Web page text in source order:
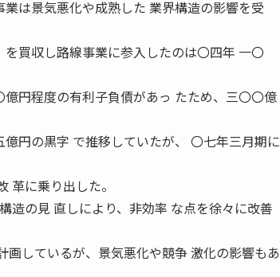
は景気悪化や成熟した 業界構造の影響を受
買収し路線事業に参入したのは〇四年 一〇
円程度の有利子負債があっ たため、三〇〇億
円の黒字 で推移していたが、 〇七年三月期に
革に乗り出した。
造の見 直しにより、非効率 な点を徐々に改善
しているが、景気悪化や競争 激化の影響もあ